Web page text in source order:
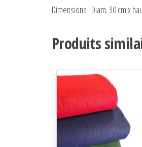
Dimensions : Diam. 30 cm x
Produits